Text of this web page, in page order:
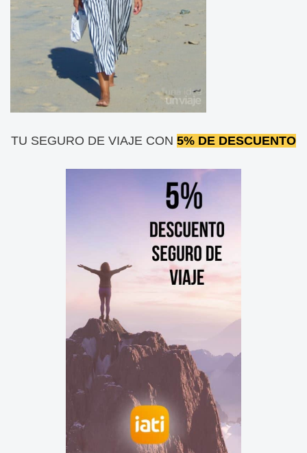
TU SEGURO DE VIAJE CON 5% DE DESCUENTO